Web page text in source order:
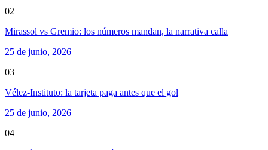
02
Mirassol vs Gremio: los números mandan, la narrativa calla
25 de junio, 2026
03
Vélez-Instituto: la tarjeta paga antes que el gol
25 de junio, 2026
04